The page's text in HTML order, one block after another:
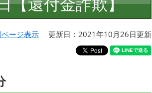
ージ表示 更新日：2021年10月26日更新